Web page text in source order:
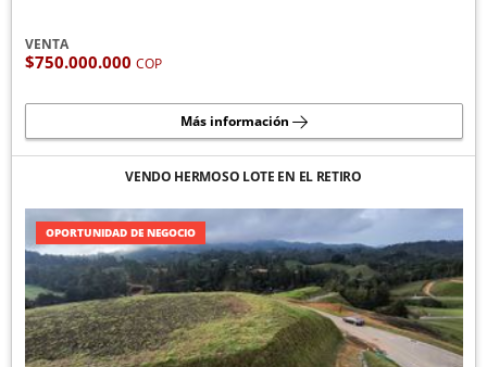
VENTA
$750.000.000 COP
Más información
VENDO HERMOSO LOTE EN EL RETIRO
OPORTUNIDAD DE NEGOCIO